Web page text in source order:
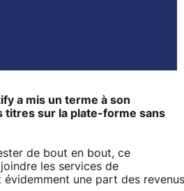
a mis un terme à son
sur la plate-forme sans
de bout en bout, ce
les services de
une part des revenus